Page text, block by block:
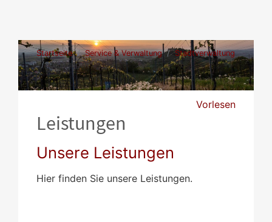
Startseite Service & Verwaltung
Stadtverwaltung
Leistungen
Vorlesen
Leistungen
Unsere Leistungen
Hier finden Sie unsere Leistungen.